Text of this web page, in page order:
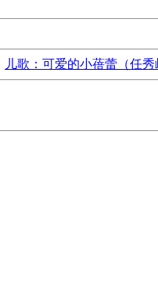
儿歌：可爱的小蓓蕾（任秀